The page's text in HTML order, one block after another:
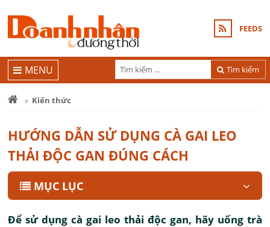
FEEDS
Tìm kiếm
MENU
Kiến thức
HƯỚNG DẪN SỬ DỤNG CÀ GAI LEO
THẢI ĐỘC GAN ĐÚNG CÁCH
MỤC LỤC
Để sử dụng cà gai leo thải độc gan, hãy uống trà